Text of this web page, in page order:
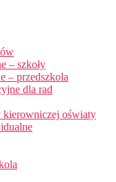
– szkoły
– przedszkola
dla rad
kierowniczej oświaty